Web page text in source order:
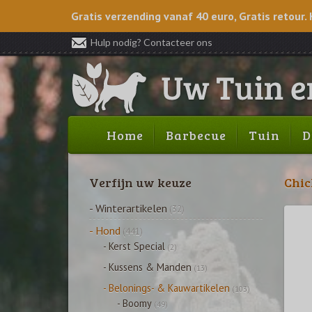
Gratis verzending vanaf 40 euro, Gratis retour.
Hulp nodig? Contacteer ons
Home Barbecue Tuin
Verfijn uw keuze
- Winterartikelen (32)
- Hond (441)
- Kerst Special (2)
- Kussens & Manden (13)
- Belonings- & Kauwartikelen (103)
- Boomy (49)